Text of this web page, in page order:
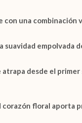
con una
suavidad empolvada
desde el
corazón floral aporta